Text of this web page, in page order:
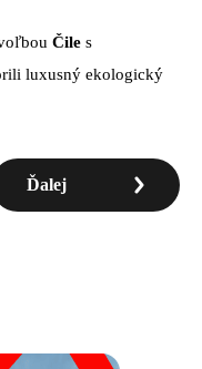
Čile s
luxusný ekologický
Ďalej